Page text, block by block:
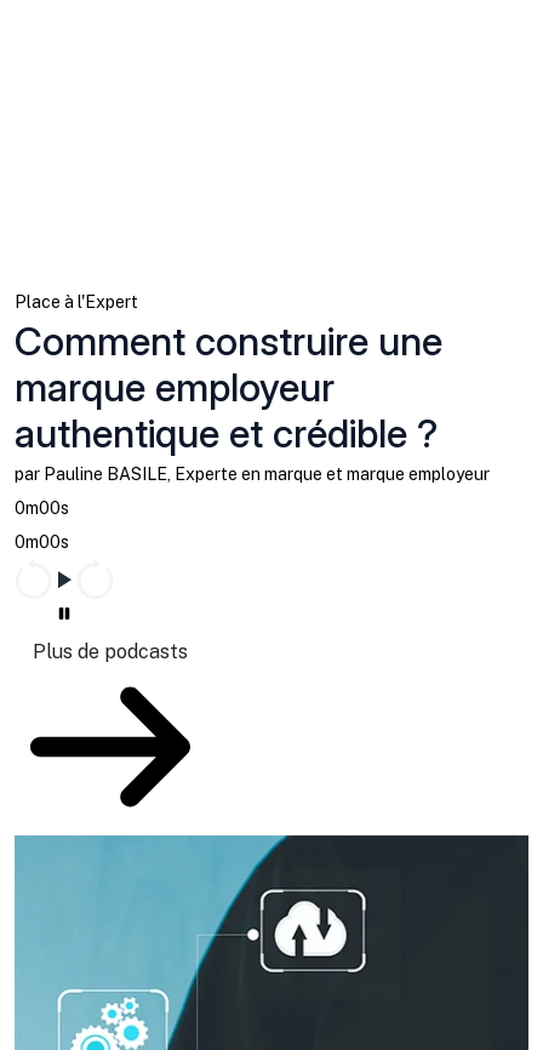
Place à l'Expert
Comment construire une
marque employeur
authentique et crédible ?
par Pauline BASILE, Experte en marque et marque employeur
0m00s
0m00s
Plus de podcasts